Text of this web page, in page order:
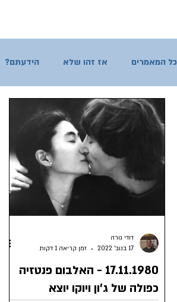
כל המאמרים אז זהו שלא הידעתם?
היום בהיסטורית הביטלס מאחורי
17.11.1980 - האלבום פנטזיה
כפולה של ג'ון ויוקו יוצא
דודי גורה
17 בנוב׳ 2022
זמן קריאה 1 דקות